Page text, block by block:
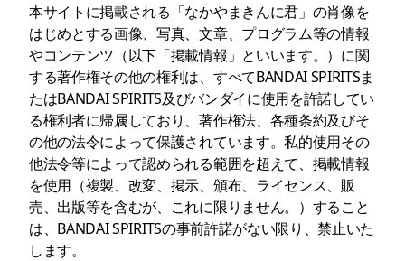
本サイトに掲載される「なかやまきんに君」の肖像を
はじめとする画像、写真、文章、プログラム等の情報
やコンテンツ（以下「掲載情報」といいます。）に関
する著作権その他の権利は、すべてBANDAI SPIRITSま
たはBANDAI SPIRITS及びバンダイに使用を許諾してい
る権利者に帰属しており、著作権法、各種条約及びそ
の他の法令によって保護されています。私的使用その
他法令等によって認められる範囲を超えて、掲載情報
を使用（複製、改変、掲示、頒布、ライセンス、販
売、出版等を含むが、これに限りません。）すること
は、BANDAI SPIRITSの事前許諾がない限り、禁止いた
します。